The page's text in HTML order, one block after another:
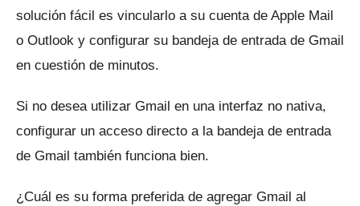
solución fácil es vincularlo a su cuenta de Apple Mail
o Outlook y configurar su bandeja de entrada de Gmail
en cuestión de minutos.
Si no desea utilizar Gmail en una interfaz no nativa,
configurar un acceso directo a la bandeja de entrada
de Gmail también funciona bien.
¿Cuál es su forma preferida de agregar Gmail al